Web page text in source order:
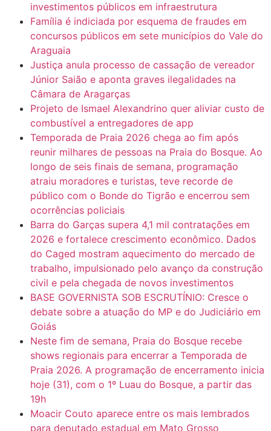
investimentos públicos em infraestrutura
Família é indiciada por esquema de fraudes em
concursos públicos em sete municípios do Vale do
Araguaia
Justiça anula processo de cassação de vereador
Júnior Saião e aponta graves ilegalidades na
Câmara de Aragarças
Projeto de Ismael Alexandrino quer aliviar custo de
combustível a entregadores de app
Temporada de Praia 2026 chega ao fim após
reunir milhares de pessoas na Praia do Bosque. Ao
longo de seis finais de semana, programação
atraiu moradores e turistas, teve recorde de
público com o Bonde do Tigrão e encerrou sem
ocorrências policiais
Barra do Garças supera 4,1 mil contratações em
2026 e fortalece crescimento econômico. Dados
do Caged mostram aquecimento do mercado de
trabalho, impulsionado pelo avanço da construção
civil e pela chegada de novos investimentos
BASE GOVERNISTA SOB ESCRUTÍNIO: Cresce o
debate sobre a atuação do MP e do Judiciário em
Goiás
Neste fim de semana, Praia do Bosque recebe
shows regionais para encerrar a Temporada de
Praia 2026. A programação de encerramento inicia
hoje (31), com o 1º Luau do Bosque, a partir das
19h
Moacir Couto aparece entre os mais lembrados
para deputado estadual em Mato Grosso